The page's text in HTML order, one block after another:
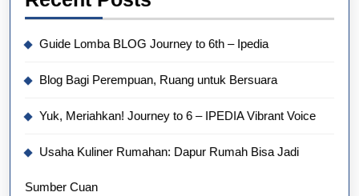
Guide Lomba BLOG Journey to 6th – Ipedia
Blog Bagi Perempuan, Ruang untuk Bersuara
Yuk, Meriahkan! Journey to 6 – IPEDIA Vibrant Voice
Usaha Kuliner Rumahan: Dapur Rumah Bisa Jadi
Sumber Cuan